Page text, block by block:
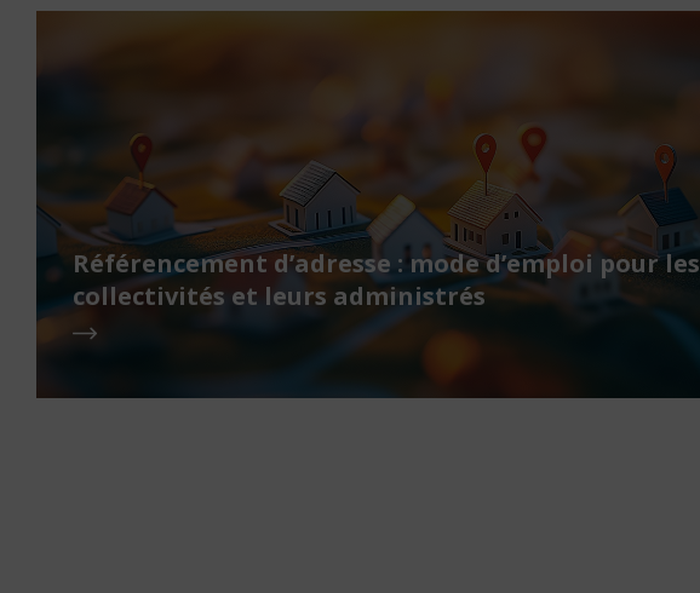
Référencement d’adresse : mode d’emploi pour les
collectivités et leurs administrés